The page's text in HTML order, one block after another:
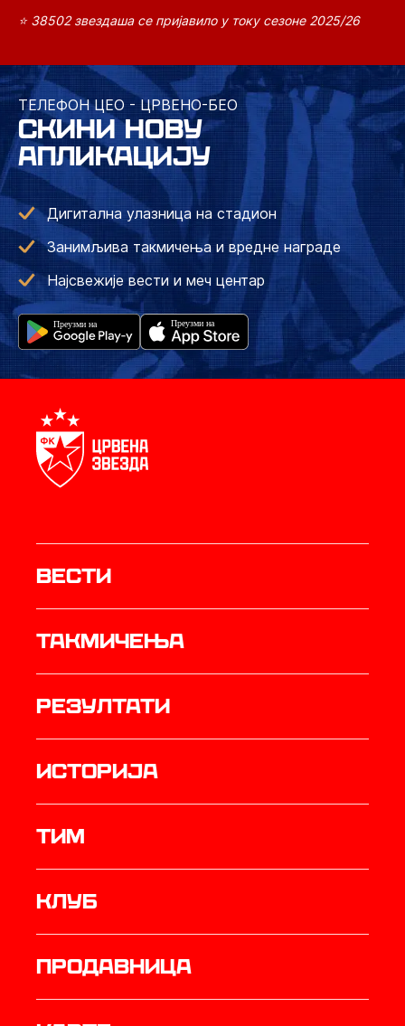
⭐ 38502 звездаша се пријавило у току сезоне 2025/26
ТЕЛЕФОН ЦЕО - ЦРВЕНО-БЕО
СКИНИ НОВУ
АПЛИКАЦИЈУ
Дигитална улазница на стадион
Занимљива такмичења и вредне награде
Најсвежије вести и меч центар
Вести
Такмичења
резултати
историја
ТИМ
Клуб
продавница